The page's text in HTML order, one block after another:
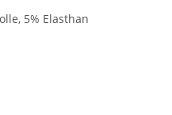
5% Elasthan